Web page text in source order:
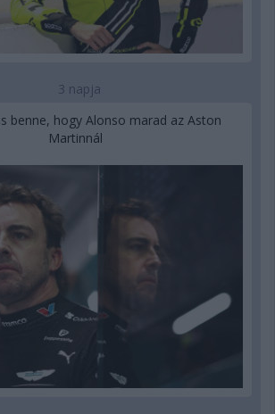
3 napja
benne, hogy Alonso marad az Aston
Martinnál